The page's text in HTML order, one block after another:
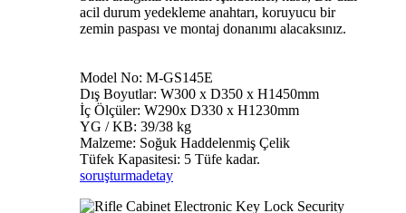
acil durum yedekleme anahtarı, koruyucu bir
zemin paspası ve montaj donanımı alacaksınız.
Model No: M-GS145E
Dış Boyutlar: W300 x D350 x H1450mm
İç Ölçüler: W290x D330 x H1230mm
YG / KB: 39/38 kg
Malzeme: Soğuk Haddelenmiş Çelik
Tüfek Kapasitesi: 5 Tüfe kadar.
soruşturmadetay